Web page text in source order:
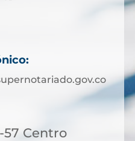
57 Centro